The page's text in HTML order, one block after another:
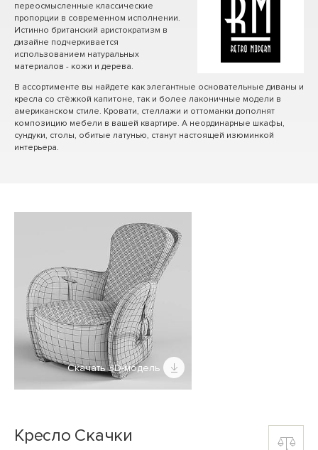
переосмысленные классические
пропорции в современном исполнении.
Истинно британский аристократизм в
дизайне подчеркивается
использованием натуральных
материалов - кожи и дерева.
В ассортименте вы найдете как элегантные основательные диваны и
кресла со стёжкой капитоне, так и более лаконичные модели в
американском стиле. Кровати, стеллажи и оттоманки дополнят
композицию мебели в вашей квартире. А неординарные шкафы,
сундуки, столы, обитые латунью, станут настоящей изюминкой
интерьера.
Скачать 3D-модель
Кресло Скачки